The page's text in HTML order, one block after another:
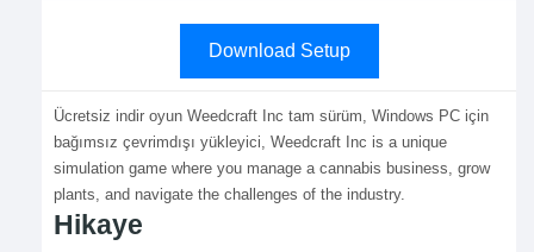
Download Setup
Ücretsiz indir oyun Weedcraft Inc tam sürüm, Windows PC için
bağımsız çevrimdışı yükleyici, Weedcraft Inc is a unique
simulation game where you manage a cannabis business, grow
plants, and navigate the challenges of the industry.
Hikaye